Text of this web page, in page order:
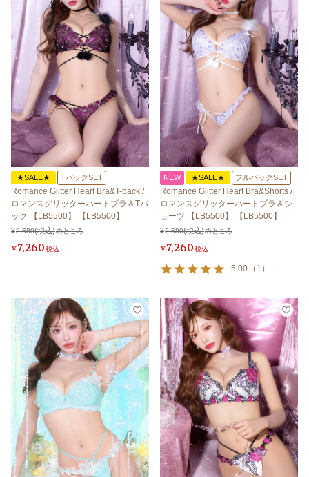
★SALE★ TバックSET
Romance Glitter Heart Bra&T-back /
ロマンスグリッターハートブラ＆Tバ
ック 【LB5500】 【LB5500】
¥8,580 のところ
¥7,260税込
NEW ★SALE★ フルバックSET
Romance Glitter Heart Bra&Shorts /
ロマンスグリッターハートブラ＆シ
ョーツ 【LB5500】 【LB5500】
¥8,580 のところ
¥7,260税込
5.00 （ 1 ）